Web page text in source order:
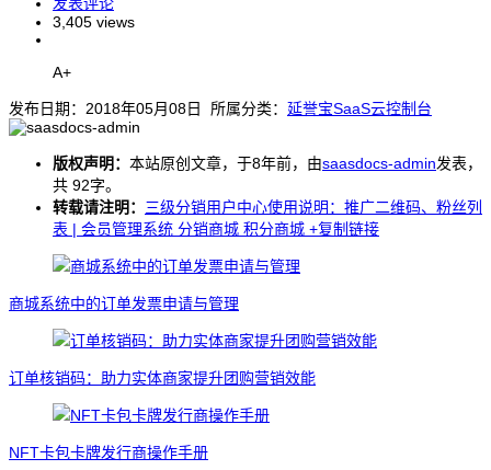
3,405 views
A+
发布日期：2018年05月08日 所属分类： 延誉宝SaaS云控制台
版权声明： 本站原创文章，于8年前，由saasdocs-admin发表，
共 92字。
转载请注明： 三级分销用户中心使用说明：推广二维码、粉丝列
表 | 会员管理系统 分销商城 积分商城 +复制链接
商城系统中的订单发票申请与管理
订单核销码：助力实体商家提升团购营销效能
NFT卡包卡牌发行商操作手册